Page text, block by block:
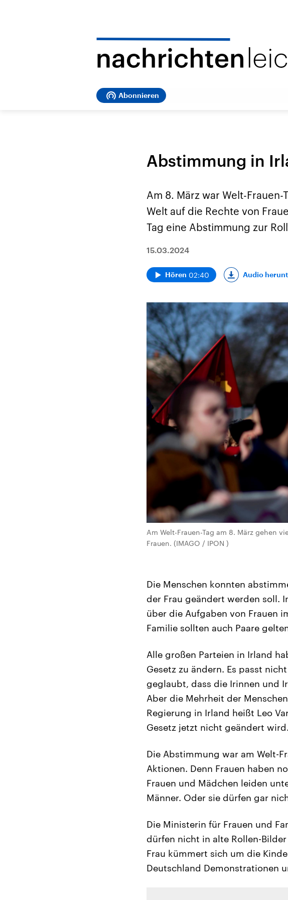
Abonnieren
Abstimmung in
Am 8. März war Welt-
Welt auf die Rechte von
Tag eine Abstimmung zur
15.03.2024
Hören 02:40 Audio
Am Welt-Frauen-Tag am 8. März gehen
Frauen. (IMAGO / IPON )
Die Menschen konnten
der Frau geändert werden soll.
über die Aufgaben von Frauen
Familie sollten auch Paare
Alle großen Parteien in Irland
Gesetz zu ändern. Es passt
geglaubt, dass die Irinnen und
Aber die Mehrheit der
Regierung in Irland heißt Leo
Gesetz jetzt nicht geändert
Die Abstimmung war am Welt-
Aktionen. Denn Frauen haben
Frauen und Mädchen leiden
Männer. Oder sie dürfen gar
Die Ministerin für Frauen und
dürfen nicht in alte Rollen-
Frau kümmert sich um die
Deutschland Demonstrationen